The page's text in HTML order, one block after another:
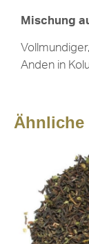
Mischung
Anden in
Ähnliche